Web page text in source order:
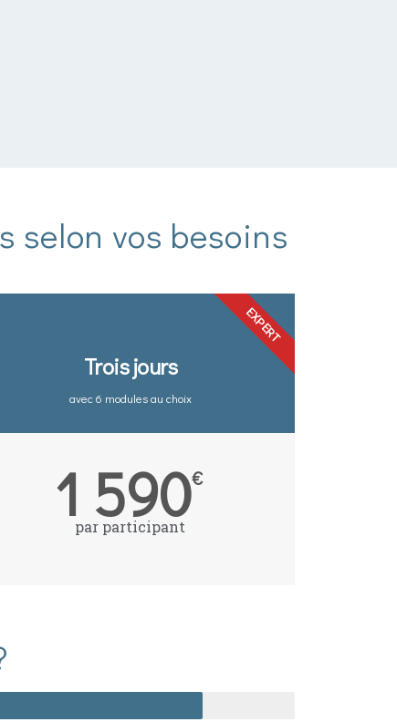
selon vos besoins
Trois jours
avec 6 modules au choix
1 590€
par participant
EXPERT